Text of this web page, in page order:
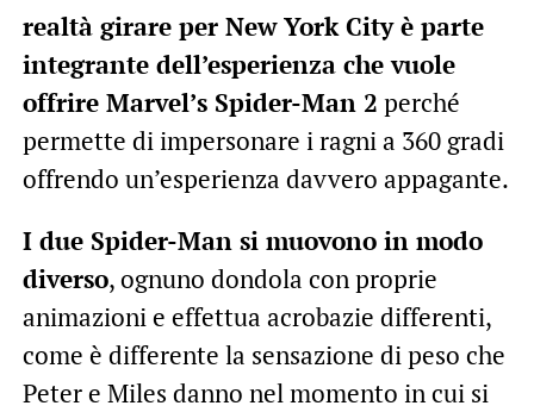
realtà girare per New York City è parte
integrante dell’esperienza che vuole
offrire Marvel’s Spider-Man 2 perché
permette di impersonare i ragni a 360 gradi
offrendo un’esperienza davvero appagante.
I due Spider-Man si muovono in modo
diverso, ognuno dondola con proprie
animazioni e effettua acrobazie differenti,
come è differente la sensazione di peso che
Peter e Miles danno nel momento in cui si